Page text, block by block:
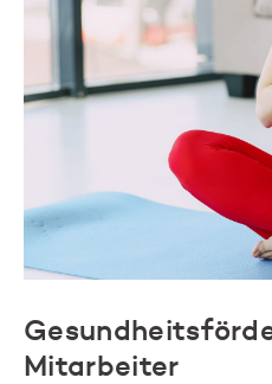
Mitarbeiter